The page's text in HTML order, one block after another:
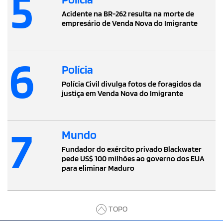
Acidente na BR-262 resulta na morte de
empresário de Venda Nova do Imigrante
6 Polícia
Polícia Civil divulga fotos de foragidos da
justiça em Venda Nova do Imigrante
7 Mundo
Fundador do exército privado Blackwater
pede US$ 100 milhões ao governo dos EUA
para eliminar Maduro
TOPO